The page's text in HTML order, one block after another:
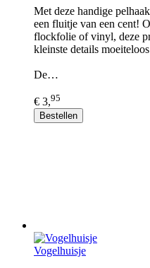
Met deze handige
een fluitje van een cent!
flockfolie of vinyl, deze
kleinste details
De…
€ 3,95
Bestellen
Vogelhuisje